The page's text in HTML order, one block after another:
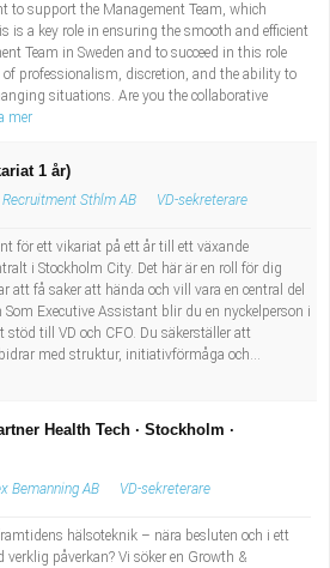
to support the Management Team, which
is a key role in ensuring the smooth and efficient
Team in Sweden and to succeed in this role
professionalism, discretion, and the ability to
situations. Are you the collaborative
mer
1 år)
Sthlm AB VD-sekreterare
för ett vikariat på ett år till ett växande
i Stockholm City. Det här är en roll för dig
att få saker att hända och vill vara en central del
Executive Assistant blir du en nyckelperson i
till VD och CFO. Du säkerställer att
med struktur, initiativförmåga och...
Health Tech · Stockholm ·
Bemanning AB VD-sekreterare
hälsoteknik – nära besluten och i ett
påverkan? Vi söker en Growth &